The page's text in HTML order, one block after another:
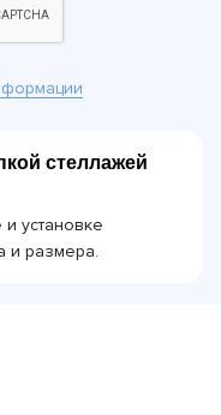
стеллажей
установке
и размера.